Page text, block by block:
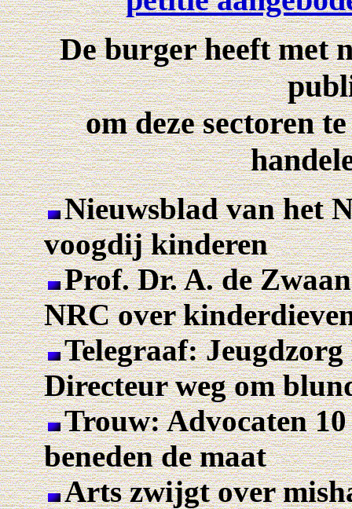
De burger heeft met
om deze sectoren
Nieuwsblad van het
voogdij kinderen
Prof. Dr. A. de
NRC over
Telegraaf:
Directeur weg om
Trouw: Advocaten
beneden de maat
Arts zwijgt over